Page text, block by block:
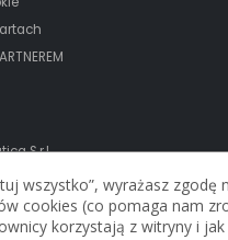
S.r.l.
wszystko”, wyrażasz zgodę
cookies (co pomaga nam
korzystają z witryny i jak